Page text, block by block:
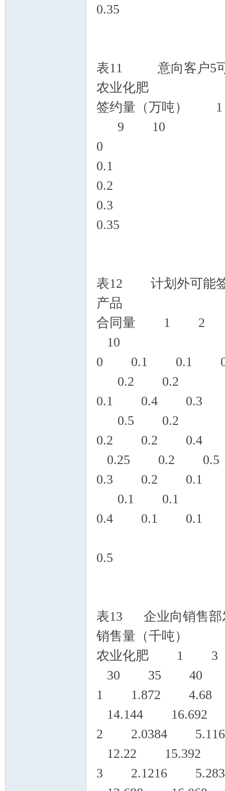
表11 意向客户5可
农业化肥
签约量（
9 10
0
0.1
0.2
表12 计划外可能签
产品
合同量
10
0 0.1 0.1
0.2 0.2
0.1 0.4 0.3
0.5 0.2
0.2 0.2
0.25 0.2 0.5
0.3 0.2 0.1
0.1 0.1
0.4 0.1
表13 企业向销售部
销售量（千吨）
农业化肥
30 35 40
1 1.872 4.68
14.144 16.692
2 2.0384
12.22 15.392
3 2.1216